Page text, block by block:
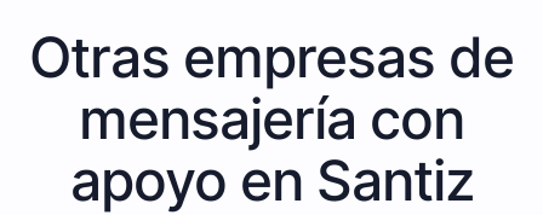
Otras empresas de
mensajería con
apoyo en Santiz